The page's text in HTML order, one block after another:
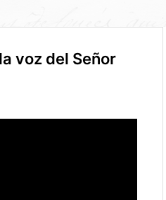
voz del Señor